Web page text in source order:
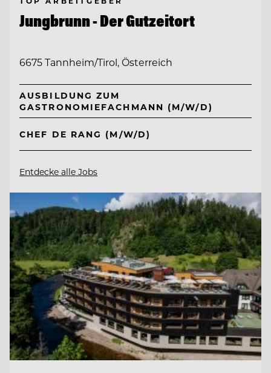
Jungbrunn - Der Gutzeitort
6675 Tannheim/Tirol, Österreich
AUSBILDUNG ZUM
GASTRONOMIEFACHMANN (M/W/D)
CHEF DE RANG (M/W/D)
Entdecke alle Jobs